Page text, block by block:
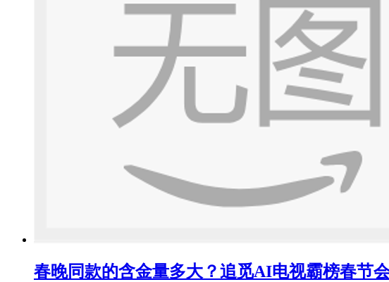
春晚同款的含金量多大？追觅AI电视霸榜春节